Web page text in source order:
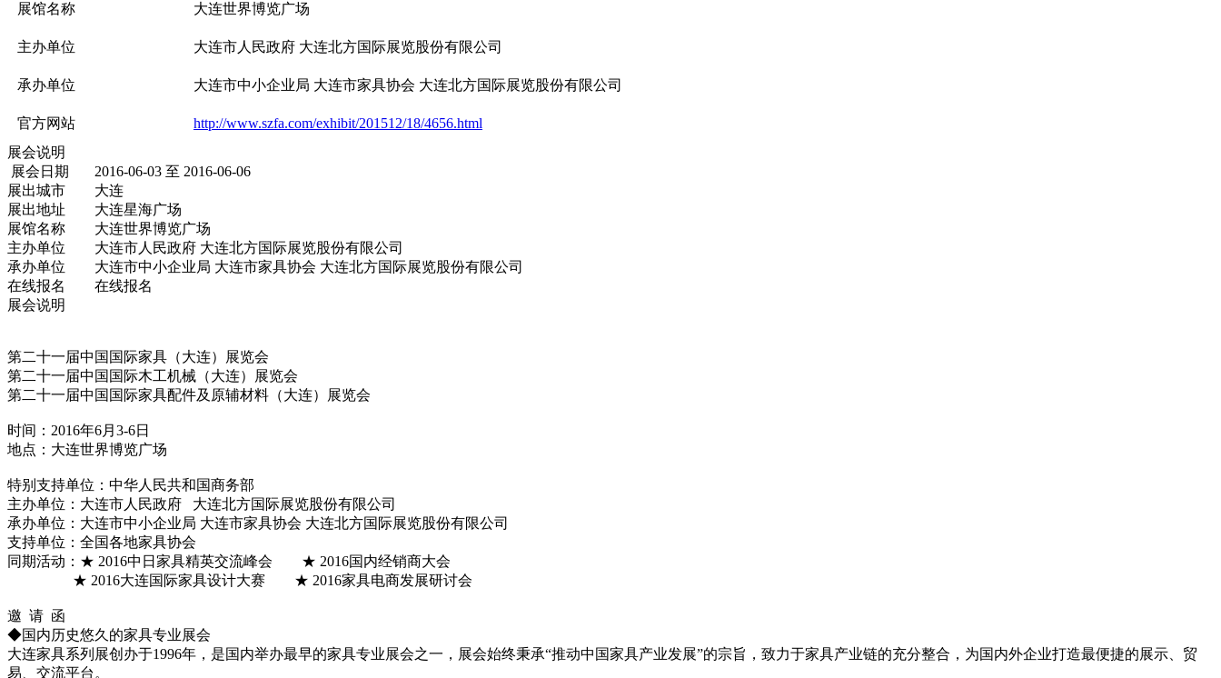
展馆名称 大连世界博览广场
主办单位 大连市人民政府 大连北方国际展览股份有限公司
承办单位 大连市中小企业局 大连市家具协会 大连北方国际展览股份有限公司
官方网站
http://www.szfa.com/exhibit/201512/18/4656.html
展会说明
展会日期
2016-06-03 至 2016-06-06
展出城市
大连
展出地址
大连星海广场
展馆名称
大连世界博览广场
主办单位
大连市人民政府 大连北方国际展览股份有限公司
承办单位
大连市中小企业局 大连市家具协会 大连北方国际展览股份有限公司
在线报名
在线报名
展会说明
第二十一届中国国际家具（大连）展览会
第二十一届中国国际木工机械（大连）展览会
第二十一届中国国际家具配件及原辅材料（大连）展览会
时间：2016年6月3-6日
地点：大连世界博览广场
特别支持单位：中华人民共和国商务部
主办单位：大连市人民政府 大连北方国际展览股份有限公司
承办单位：大连市中小企业局 大连市家具协会 大连北方国际展览股份有限公司
支持单位：全国各地家具协会
同期活动：★ 2016中日家具精英交流峰会 ★ 2016国内经销商大会
★ 2016大连国际家具设计大赛 ★ 2016家具电商发展研讨会
邀 请 函
◆国内历史悠久的家具专业展会
大连家具系列展创办于1996年，是国内举办最早的家具专业展会之一，展会始终秉承“推动中国家具产业发展”的宗旨，致力于家具产业链的充分整合，为国内外企业打造最便捷的展示、贸
易、交流平台。